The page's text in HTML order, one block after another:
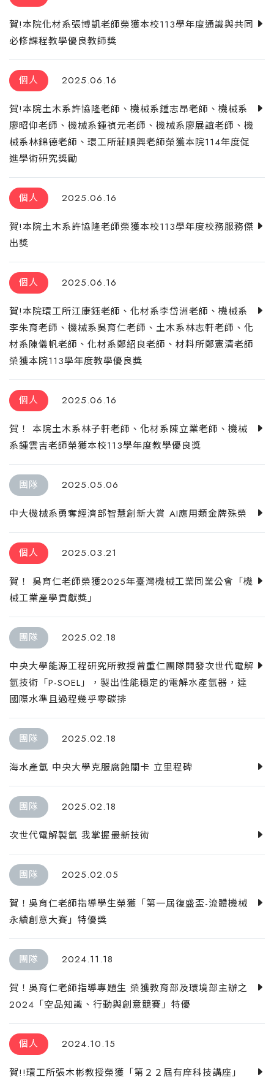
賀!本院化材系張博凱老師榮獲本校113學年度通識與共同
必修課程教學優良教師獎
個人 2025.06.16
賀!本院土木系許協隆老師、機械系鍾志昂老師、機械系
廖昭仰老師、機械系鍾禎元老師、機械系廖展誼老師、機
械系林錦德老師、環工所莊順興老師榮獲本院114年度促
進學術研究獎勵
個人 2025.06.16
賀!本院土木系許協隆老師榮獲本校113學年度校務服務傑
出獎
個人 2025.06.16
賀!本院環工所江康鈺老師、化材系李岱洲老師、機械系
李朱育老師、機械系吳育仁老師、土木系林志軒老師、化
材系陳儀帆老師、化材系鄭紹良老師、材料所鄭憲清老師
榮獲本院113學年度教學優良獎
個人 2025.06.16
賀！ 本院土木系林子軒老師、化材系陳立業老師、機械
系鍾雲吉老師榮獲本校113學年度教學優良獎
團隊 2025.05.06
中大機械系勇奪經濟部智慧創新大賞 AI應用類金牌殊榮
個人 2025.03.21
賀！ 吳育仁老師榮獲2025年臺灣機械工業同業公會「機
械工業產學貢獻獎」
團隊 2025.02.18
中央大學能源工程研究所教授曾重仁團隊開發次世代電解
氫技術「P-SOEL」，製出性能穩定的電解水產氫器，達
國際水準且過程幾乎零碳排
團隊 2025.02.18
海水產氫 中央大學克服腐蝕關卡 立里程碑
團隊 2025.02.18
次世代電解製氫 我掌握最新技術
團隊 2025.02.05
賀！吳育仁老師指導學生榮獲「第一屆復盛盃-流體機械
永續創意大賽」特優獎
團隊 2024.11.18
賀！吳育仁老師指導專題生 榮獲教育部及環境部主辦之
2024「空品知識、行動與創意競賽」特優
個人 2024.10.15
賀!!環工所張木彬教授榮獲「第２２屆有庠科技講座」